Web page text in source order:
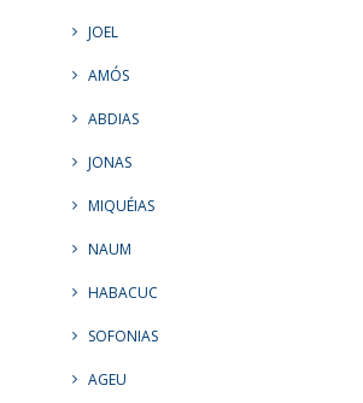
JOEL
AMÓS
ABDIAS
JONAS
MIQUÉIAS
NAUM
HABACUC
SOFONIAS
AGEU